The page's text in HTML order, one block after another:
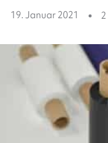
19. Januar 2021 2